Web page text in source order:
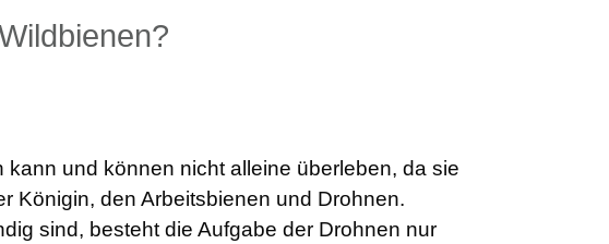
und können nicht alleine überleben, da sie
Königin, den Arbeitsbienen und Drohnen.
sind, besteht die Aufgabe der Drohnen nur